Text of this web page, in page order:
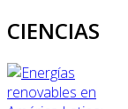
CIENCIAS